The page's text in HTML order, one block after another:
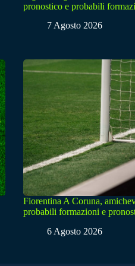
pronostico e probabili
7 Agosto 2026
Fiorentina A Coruna,
probabili formazioni e
6 Agosto 2026